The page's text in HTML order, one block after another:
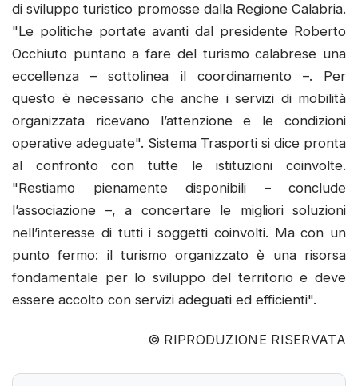
di sviluppo turistico promosse dalla Regione Calabria.
"Le politiche portate avanti dal presidente Roberto
Occhiuto puntano a fare del turismo calabrese una
eccellenza – sottolinea il coordinamento –. Per
questo è necessario che anche i servizi di mobilità
organizzata ricevano l’attenzione e le condizioni
operative adeguate". Sistema Trasporti si dice pronta
al confronto con tutte le istituzioni coinvolte.
"Restiamo pienamente disponibili – conclude
l’associazione –, a concertare le migliori soluzioni
nell’interesse di tutti i soggetti coinvolti. Ma con un
punto fermo: il turismo organizzato è una risorsa
fondamentale per lo sviluppo del territorio e deve
essere accolto con servizi adeguati ed efficienti".
© RIPRODUZIONE RISERVATA